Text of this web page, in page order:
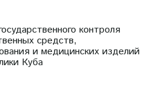
контроля
средств,
и медицинских изделий
Куба